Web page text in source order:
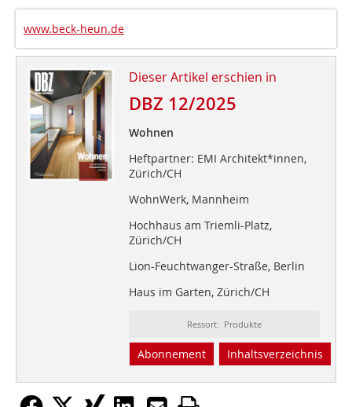
www.beck-heun.de
Dieser Artikel erschien in
DBZ 12/2025
Wohnen
Heftpartner: EMI Architekt*innen,
Zürich/CH
WohnWerk, Mannheim
Hochhaus am Triemli-Platz,
Zürich/CH
Lion-Feuchtwanger-Straße, Berlin
Haus im Garten, Zürich/CH
Ressort: Produkte
Abonnement Inhaltsverzeichnis